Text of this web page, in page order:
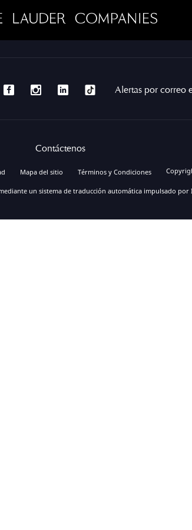
Alertas por correo
Contáctenos
Mapa del sitio Términos y Condiciones
un sistema de traducción automática impulsado por